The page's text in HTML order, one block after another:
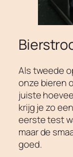
Als tweede
onze bieren
juiste
krijg je zo
eerste test
maar de
goed.